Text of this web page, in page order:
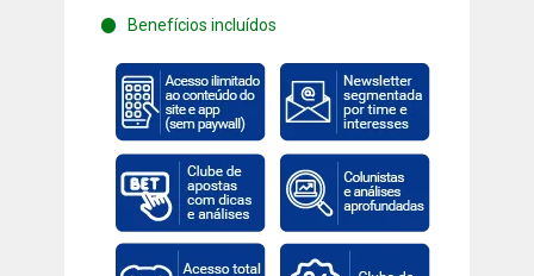
Benefícios incluídos